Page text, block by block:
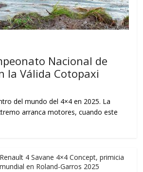
Nacional de
la Válida Cotopaxi
del mundo del 4×4 en 2025. La
arranca motores, cuando este
Renault 4 Savane 4×4 Concept, primicia
mundial en Roland-Garros 2025